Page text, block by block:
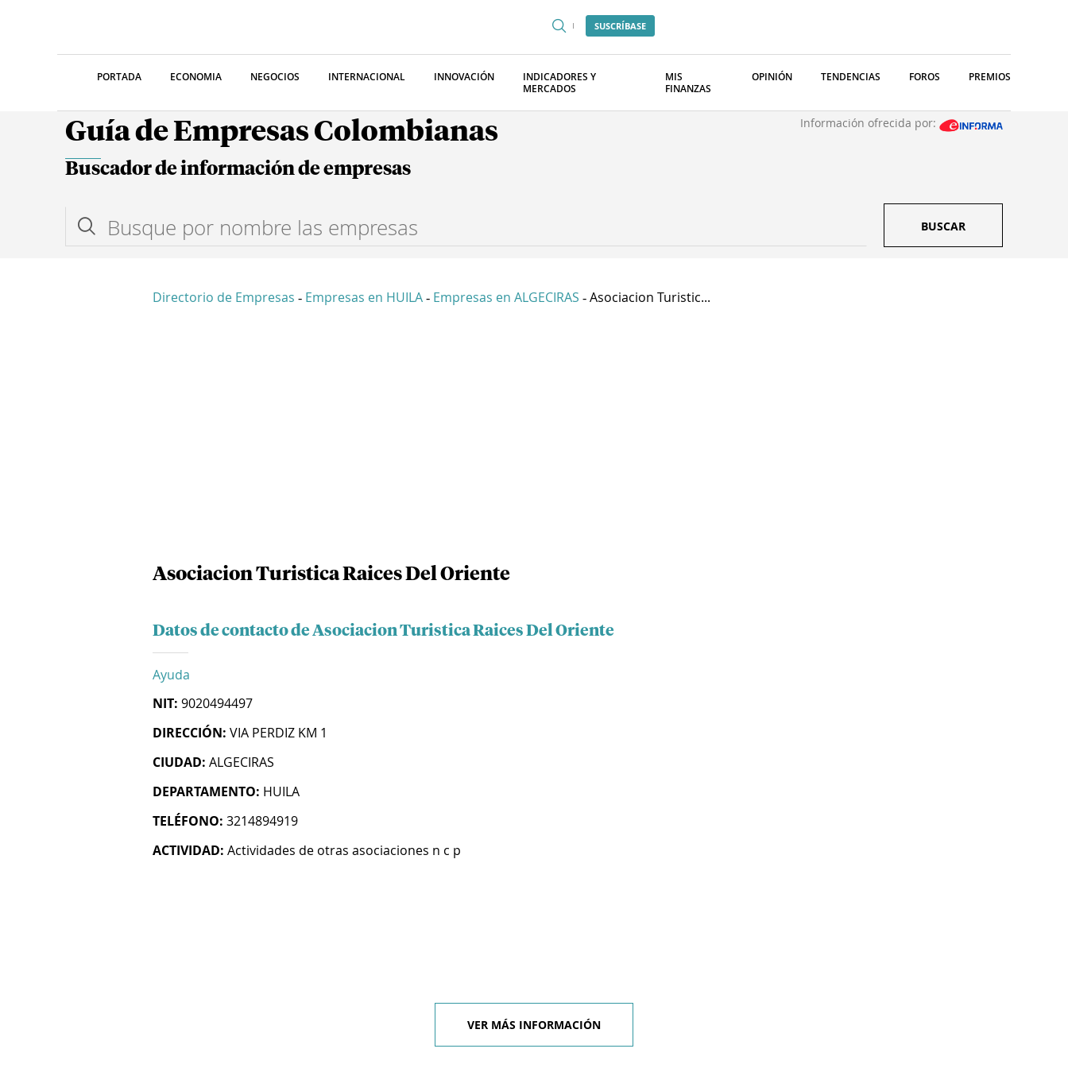
SUSCRÍBASE
PORTADA ECONOMIA NEGOCIOS INTERNACIONAL INNOVACIÓN
INDICADORES Y
MERCADOS
MIS
FINANZAS
OPINIÓN TENDENCIAS FOROS PREMIOS
Guía de Empresas Colombianas Información ofrecida por:
Buscador de información de empresas
BUSCAR
Directorio de Empresas - Empresas en HUILA - Empresas en ALGECIRAS - Asociacion Turistic...
Asociacion Turistica Raices Del Oriente
Datos de contacto de Asociacion Turistica Raices Del Oriente
Ayuda
NIT: 9020494497
DIRECCIÓN: VIA PERDIZ KM 1
CIUDAD: ALGECIRAS
DEPARTAMENTO: HUILA
TELÉFONO: 3214894919
ACTIVIDAD: Actividades de otras asociaciones n c p
VER MÁS INFORMACIÓN